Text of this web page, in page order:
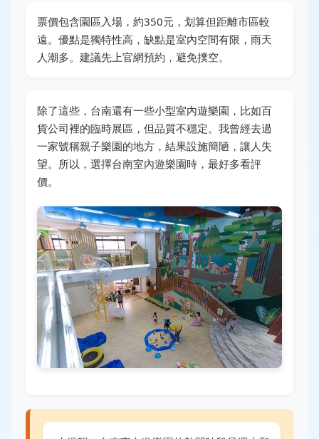
票價包含園區入場，約350元，划算但距離市區較
遠。優點是獨特性高，缺點是室內空間有限，雨天
人潮多。建議先上官網預約，避免撲空。
除了這些，台南還有一些小型室內遊樂園，比如百
貨公司裡的臨時展區，但品質不穩定。我曾經去過
一家號稱親子樂園的地方，結果設施簡陋，讓人失
望。所以，選擇台南室內遊樂園時，最好多看評
價。